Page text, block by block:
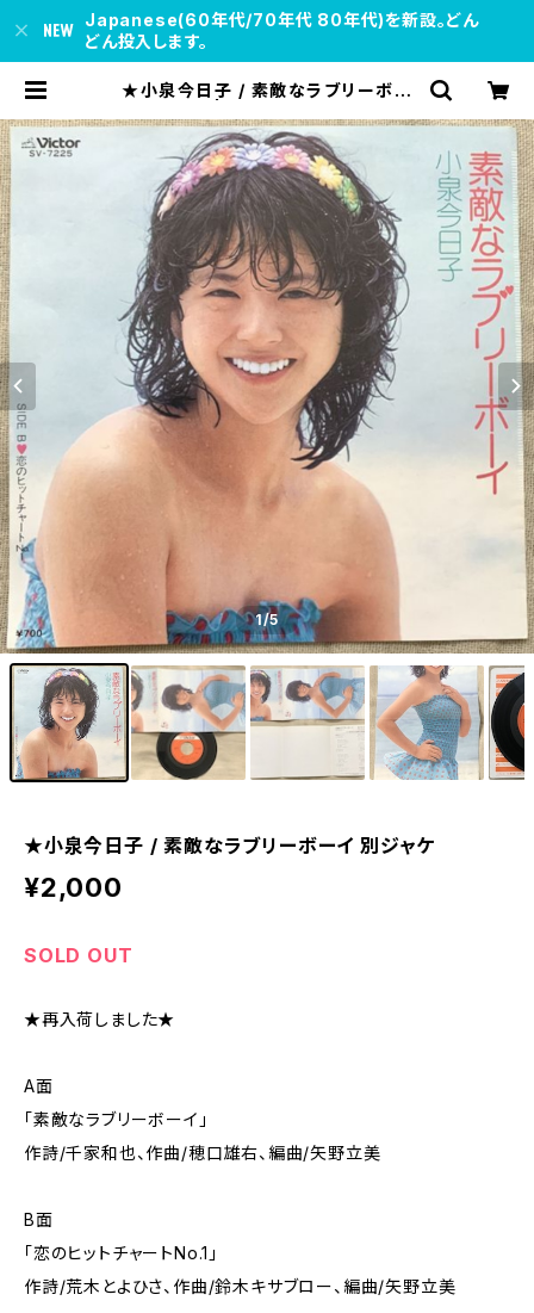
Japanese(60年代/70年代 80年代)を新設。どん
どん投入します。
★小泉今日子 / 素敵なラブリーボー
ds
1/5
★小泉今日子 / 素敵なラブリーボーイ 別ジャケ
¥2,000
SOLD OUT
★再入荷しました★
A面
「素敵なラブリーボーイ」
作詩/千家和也、作曲/穂口雄右、編曲/矢野立美
B面
「恋のヒットチャートNo.1」
作詩/荒木とよひさ、作曲/鈴木キサブロー、編曲/矢野立美